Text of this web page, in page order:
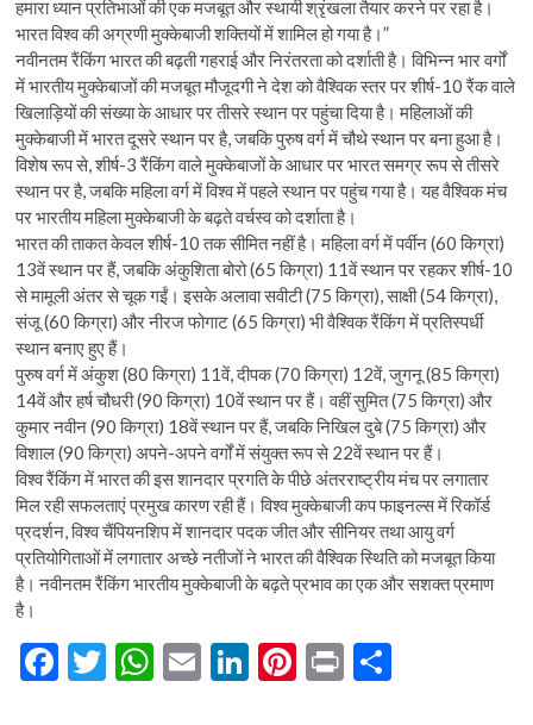
हमारा ध्यान प्रतिभाओं की एक मजबूत और स्थायी श्रृंखला तैयार करने पर रहा है।
भारत विश्व की अग्रणी मुक्केबाजी शक्तियों में शामिल हो गया है।”
नवीनतम रैंकिंग भारत की बढ़ती गहराई और निरंतरता को दर्शाती है। विभिन्न भार वर्गों
में भारतीय मुक्केबाजों की मजबूत मौजूदगी ने देश को वैश्विक स्तर पर शीर्ष-10 रैंक वाले
खिलाड़ियों की संख्या के आधार पर तीसरे स्थान पर पहुंचा दिया है। महिलाओं की
मुक्केबाजी में भारत दूसरे स्थान पर है, जबकि पुरुष वर्ग में चौथे स्थान पर बना हुआ है।
विशेष रूप से, शीर्ष-3 रैंकिंग वाले मुक्केबाजों के आधार पर भारत समग्र रूप से तीसरे
स्थान पर है, जबकि महिला वर्ग में विश्व में पहले स्थान पर पहुंच गया है। यह वैश्विक मंच
पर भारतीय महिला मुक्केबाजी के बढ़ते वर्चस्व को दर्शाता है।
भारत की ताकत केवल शीर्ष-10 तक सीमित नहीं है। महिला वर्ग में पर्वीन (60 किग्रा)
13वें स्थान पर हैं, जबकि अंकुशिता बोरो (65 किग्रा) 11वें स्थान पर रहकर शीर्ष-10
से मामूली अंतर से चूक गईं। इसके अलावा सवीटी (75 किग्रा), साक्षी (54 किग्रा),
संजू (60 किग्रा) और नीरज फोगाट (65 किग्रा) भी वैश्विक रैंकिंग में प्रतिस्पर्धी
स्थान बनाए हुए हैं।
पुरुष वर्ग में अंकुश (80 किग्रा) 11वें, दीपक (70 किग्रा) 12वें, जुगनू (85 किग्रा)
14वें और हर्ष चौधरी (90 किग्रा) 10वें स्थान पर हैं। वहीं सुमित (75 किग्रा) और
कुमार नवीन (90 किग्रा) 18वें स्थान पर हैं, जबकि निखिल दुबे (75 किग्रा) और
विशाल (90 किग्रा) अपने-अपने वर्गों में संयुक्त रूप से 22वें स्थान पर हैं।
विश्व रैंकिंग में भारत की इस शानदार प्रगति के पीछे अंतरराष्ट्रीय मंच पर लगातार
मिल रही सफलताएं प्रमुख कारण रही हैं। विश्व मुक्केबाजी कप फाइनल्स में रिकॉर्ड
प्रदर्शन, विश्व चैंपियनशिप में शानदार पदक जीत और सीनियर तथा आयु वर्ग
प्रतियोगिताओं में लगातार अच्छे नतीजों ने भारत की वैश्विक स्थिति को मजबूत किया
है। नवीनतम रैंकिंग भारतीय मुक्केबाजी के बढ़ते प्रभाव का एक और सशक्त प्रमाण
है।
F
T
W E
Li Pi Pr